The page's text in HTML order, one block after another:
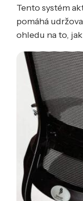
Tento systém
pomáhá
ohledu na to,